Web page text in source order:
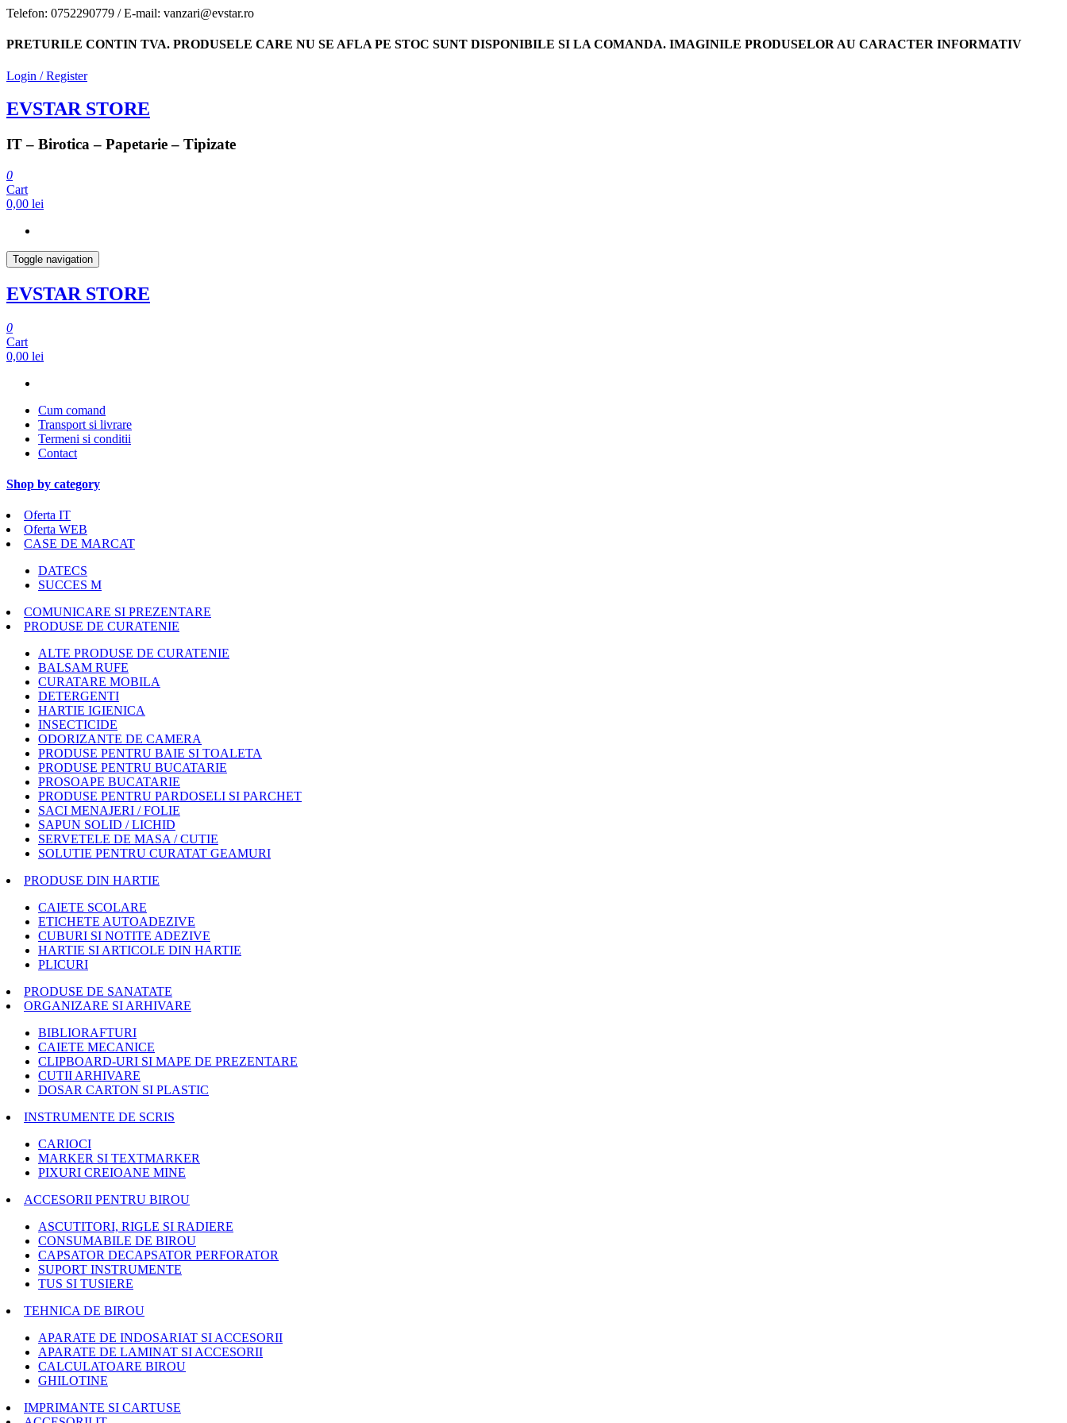
Skip
the
Telefon: 0752290779 / E-mail: vanzari@evstar.ro
PRETURILE CONTIN TVA. PRODUSELE CARE NU SE AFLA PE STOC SUNT DISPONIBILE SI LA COMANDA. IMAGINILE PRODUSELOR AU CARACTER INFORMATIV
Login / Register
EVSTAR STORE
IT – Birotica – Papetarie – Tipizate
0
Cart
0,00 lei
Toggle navigation
EVSTAR STORE
0
Cart
0,00 lei
Cum comand
Transport si livrare
Termeni si conditii
Contact
Shop by category
Oferta IT
Oferta WEB
CASE DE MARCAT
DATECS
SUCCES M
COMUNICARE SI PREZENTARE
PRODUSE DE CURATENIE
ALTE PRODUSE DE CURATENIE
BALSAM RUFE
CURATARE MOBILA
DETERGENTI
HARTIE IGIENICA
INSECTICIDE
ODORIZANTE DE CAMERA
PRODUSE PENTRU BAIE SI TOALETA
PRODUSE PENTRU BUCATARIE
PROSOAPE BUCATARIE
PRODUSE PENTRU PARDOSELI SI PARCHET
SACI MENAJERI / FOLIE
SAPUN SOLID / LICHID
SERVETELE DE MASA / CUTIE
SOLUTIE PENTRU CURATAT GEAMURI
PRODUSE DIN HARTIE
CAIETE SCOLARE
ETICHETE AUTOADEZIVE
CUBURI SI NOTITE ADEZIVE
HARTIE SI ARTICOLE DIN HARTIE
PLICURI
PRODUSE DE SANATATE
ORGANIZARE SI ARHIVARE
BIBLIORAFTURI
CAIETE MECANICE
CLIPBOARD-URI SI MAPE DE PREZENTARE
CUTII ARHIVARE
DOSAR CARTON SI PLASTIC
INSTRUMENTE DE SCRIS
CARIOCI
MARKER SI TEXTMARKER
PIXURI CREIOANE MINE
ACCESORII PENTRU BIROU
ASCUTITORI, RIGLE SI RADIERE
CONSUMABILE DE BIROU
CAPSATOR DECAPSATOR PERFORATOR
SUPORT INSTRUMENTE
TUS SI TUSIERE
TEHNICA DE BIROU
APARATE DE INDOSARIAT SI ACCESORII
APARATE DE LAMINAT SI ACCESORII
CALCULATOARE BIROU
GHILOTINE
IMPRIMANTE SI CARTUSE